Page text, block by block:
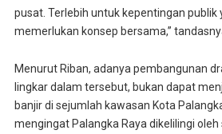
pusat. Terlebih untuk kepentingan
memerlukan konsep bersama,”
Menurut Riban, adanya pembangunan
lingkar dalam tersebut, bukan dapat
banjir di sejumlah kawasan Kota
mengingat Palangka Raya dikelilingi